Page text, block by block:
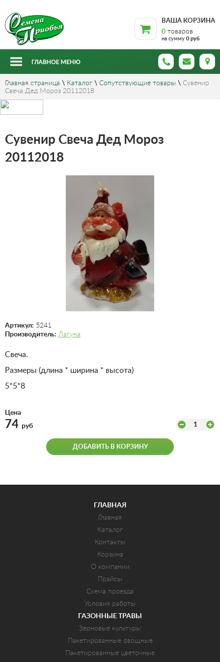
ВАША КОРЗИНА
0 товаров
на сумму 0 руб
Главная страница \ Каталог \ Сопутствующие товары \ Сувенир
Свеча Дед Мороз 20112018
Сувенир Свеча Дед Мороз
20112018
Артикул: 5241
Производитель: Лагуна
Свеча.
Размеры (длина * ширина * высота)
5*5*8
Цена
74 руб 1
ДОБАВИТЬ В КОРЗИНУ
ГЛАВНАЯ
Главная
Каталог
Контакты
Корзина
О компании
Прайсы
Схема проезда
Условия работы
ГАЗОННЫЕ ТРАВЫ
Зерновые культуры
Пакетированные овощные
Пакетированные цветочные